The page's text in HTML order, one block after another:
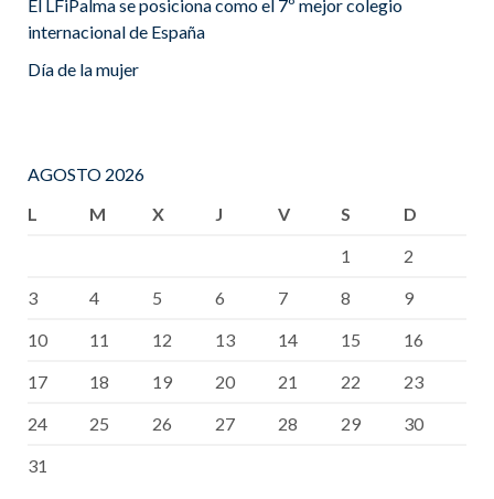
El LFiPalma se posiciona como el 7º mejor colegio
internacional de España
Día de la mujer
AGOSTO 2026
L
M X J V S
D
1
2
3
4 5 6 7 8
9
10
11 12 13 14 15
16
17
18 19 20 21 22
23
24
25 26 27 28 29
30
31